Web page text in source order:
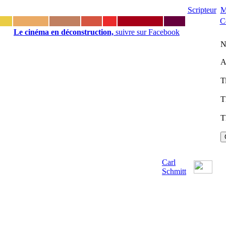
Scripteur
Le cinéma en déconstruction, suivre sur Facebook
Carl
Schmitt